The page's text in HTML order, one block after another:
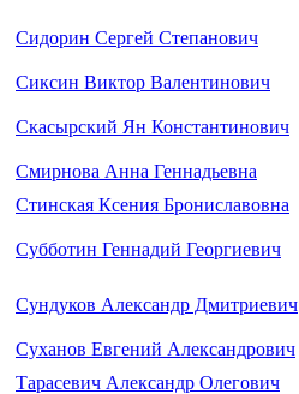
Сидорин Сергей Степанович
Сиксин Виктор Валентинович
Скасырский Ян Константинович
Смирнова Анна Геннадьевна
Стинская Ксения Брониславовна
Субботин Геннадий Георгиевич
Сундуков Александр Дмитриевич
Суханов Евгений Александрович
Тарасевич Александр Олегович